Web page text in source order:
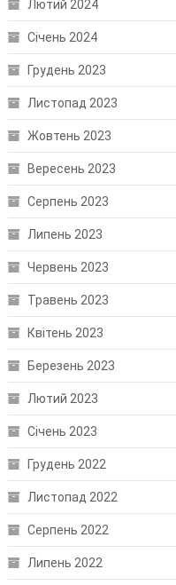
Лютий 2024
Січень 2024
Грудень 2023
Листопад 2023
Жовтень 2023
Вересень 2023
Серпень 2023
Липень 2023
Червень 2023
Травень 2023
Квітень 2023
Березень 2023
Лютий 2023
Січень 2023
Грудень 2022
Листопад 2022
Серпень 2022
Липень 2022